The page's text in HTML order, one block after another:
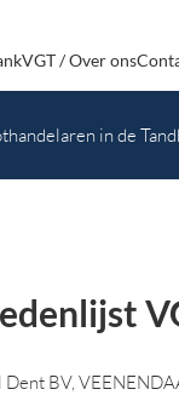
VGT / Over ons
in de
Dent BV,